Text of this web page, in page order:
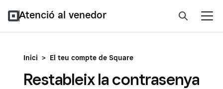
Atenció al venedor
Inici > El teu compte de Square
Restableix la contrasenya